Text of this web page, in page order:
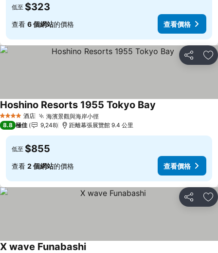
低至 $323
查看 6 個網站的價格 查看價格
分享 放
4 星級 酒店 海濱景觀與海岸小徑
Hoshino Resorts 1955 Tokyo Bay
8.8 極佳 9,248 距離幕張展覽館 9.4 公里
低至 $855
查看 2 個網站的價格 查看價格
分享 放
X wave Funabashi